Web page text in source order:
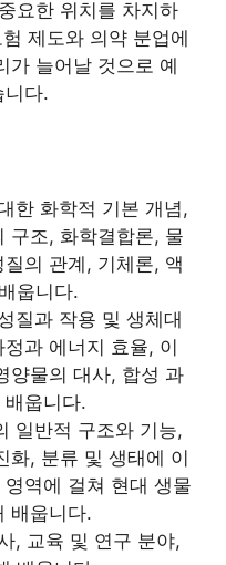
요한 위치를 차지하
제도와 의약 분업에
가 늘어날 것으로 예
니다.
한 화학적 기본 개념,
구조, 화학결합론, 물
의 관계, 기체론, 액
웁니다.
질과 작용 및 생체대
과 에너지 효율, 이
양물의 대사, 합성 과
웁니다.
일반적 구조와 기능,
화, 분류 및 생태에 이
역에 걸쳐 현대 생물
배웁니다.
, 교육 및 연구 분야,